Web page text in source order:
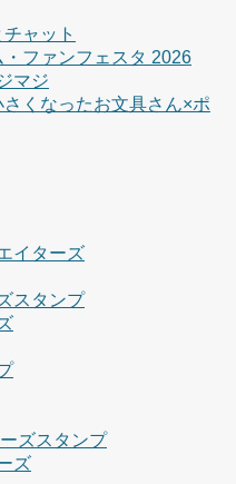
ャット
ファンフェスタ 2026
マジ
くなったお文具さん×ポ
イターズ
スタンプ
ズスタンプ
ズ